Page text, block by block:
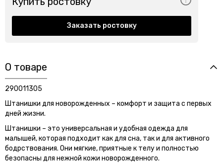
Заказать ростовку
О товаре
290011305
Штанишки для новорожденных – комфорт и защита с первых
дней жизни.
Штанишки – это универсальная и удобная одежда для
малышей, которая подходит как для сна, так и для активного
бодрствования. Они мягкие, приятные к телу и полностью
безопасны для нежной кожи новорожденного.